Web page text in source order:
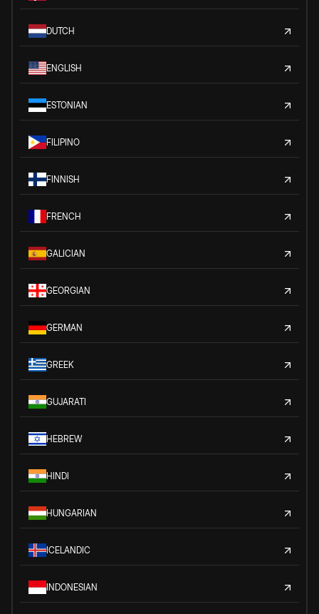
DUTCH
ENGLISH
ESTONIAN
FILIPINO
FINNISH
FRENCH
GALICIAN
GEORGIAN
GERMAN
GREEK
GUJARATI
HEBREW
HINDI
HUNGARIAN
ICELANDIC
INDONESIAN